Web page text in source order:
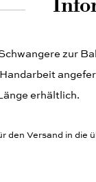
zur
erhältlich.
Versand in die